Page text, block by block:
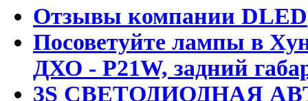
Отзывы компании DLED
Посоветуйте лампы в
ДХО - P21W, задний
3S СВЕТОДИОДНАЯ